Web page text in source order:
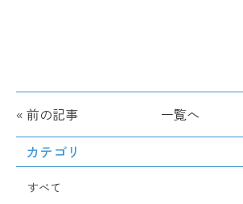
« 前の記事 一覧へ
カテゴリ
すべて